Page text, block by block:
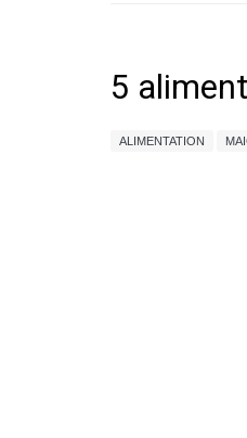
5
ALIMENTATION